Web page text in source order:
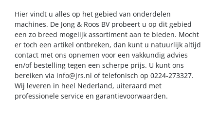
Hier vindt u alles op het gebied van onderdelen
machines. De Jong & Roos BV probeert u op dit gebied
een zo breed mogelijk assortiment aan te bieden. Mocht
er toch een artikel ontbreken, dan kunt u natuurlijk altijd
contact met ons opnemen voor een vakkundig advies
en/of bestelling tegen een scherpe prijs. U kunt ons
bereiken via info@jrs.nl of telefonisch op 0224-273327.
Wij leveren in heel Nederland, uiteraard met
professionele service en garantievoorwaarden.